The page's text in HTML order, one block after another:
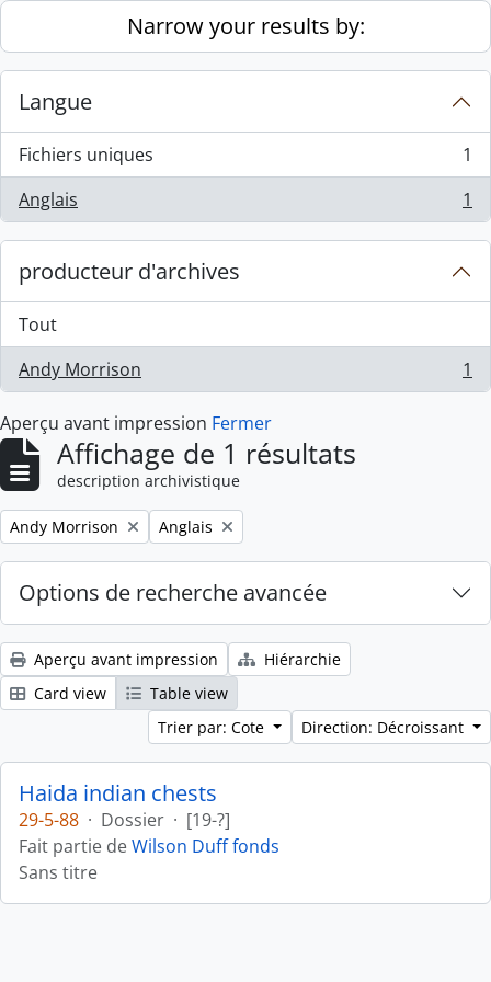
Skip to main contentNarrow your results by:
Langue
Fichiers uniques
, 1 résultats
1
Anglais
, 1 résultats 1
producteur d'archives
Tout
Andy Morrison
, 1 résultats 1
Aperçu avant impression Fermer
Affichage de 1 résultats
description archivistique
Remove filter:
Andy Morrison Remove filter:
Anglais
Options de recherche avancée
Aperçu avant impression
Hiérarchie
Card view
Table view
Trier par: Cote
Direction: Décroissant
Haida indian chests
29-5-88 · Dossier · [19-?]
Fait partie deWilson Duff fonds
Sans titre